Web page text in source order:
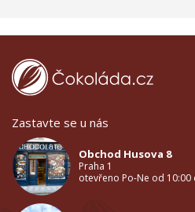
Zastavte se u nás
Obchod Husova 8
Praha 1
otevřeno Po-Ne od 10:00